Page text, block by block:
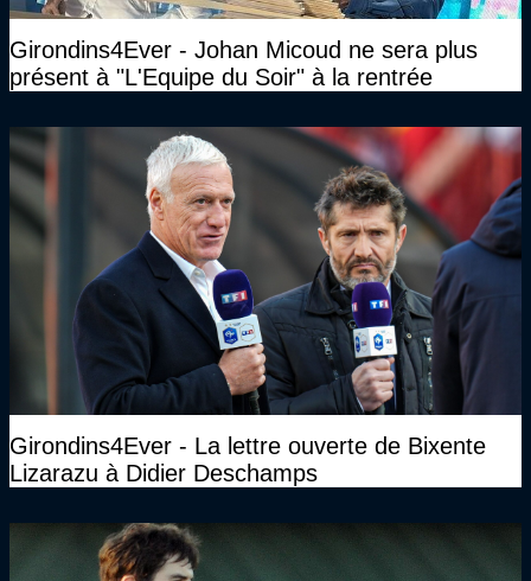
Girondins4Ever - Johan Micoud ne sera plus
présent à "L'Equipe du Soir" à la rentrée
Girondins4Ever - La lettre ouverte de Bixente
Lizarazu à Didier Deschamps